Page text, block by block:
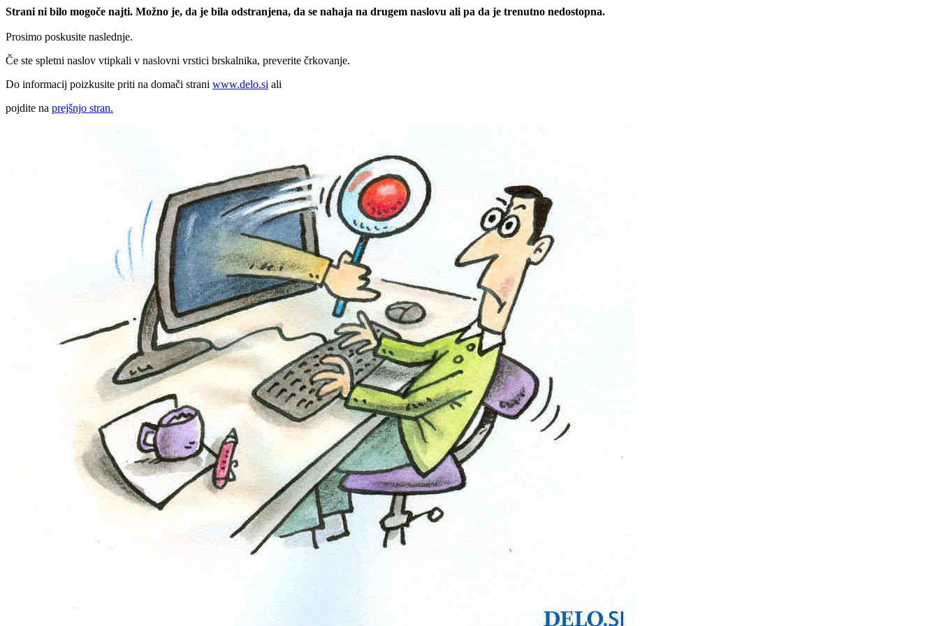
Strani ni bilo mogoče najti. Možno je, da je bila odstranjena, da se nahaja na drugem naslovu ali pa da je trenutno nedostopna.
Prosimo poskusite naslednje.
Če ste spletni naslov vtipkali v naslovni vrstici brskalnika, preverite črkovanje.
Do informacij poizkusite priti na domači strani www.delo.si ali
pojdite na prejšnjo stran.